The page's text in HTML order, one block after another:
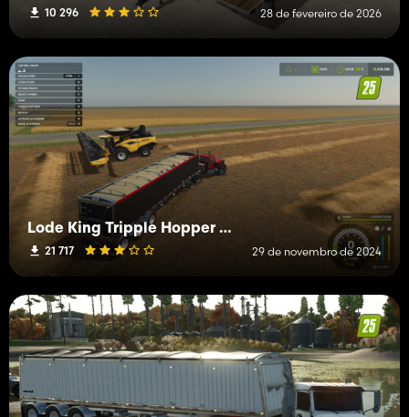
10 296 28 de fevereiro de 2026
Lode King Tripple Hopper Edit
21 717 29 de novembro de 2024